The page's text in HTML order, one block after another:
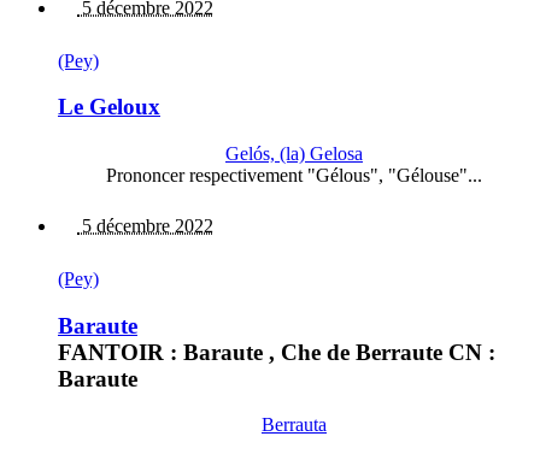
5 décembre 2022
(Pey)
Le Geloux
Gelós, (la) Gelosa
Prononcer respectivement "Gélous", "Gélouse"...
5 décembre 2022
(Pey)
Baraute
FANTOIR : Baraute , Che de Berraute CN :
Baraute
Berrauta